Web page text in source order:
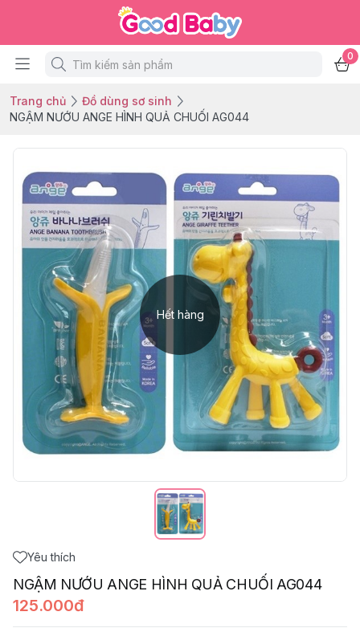
0
Trang chủ
Đồ dùng sơ sinh
NGẬM NƯỚU ANGE HÌNH QUẢ CHUỐI AG044
Hết hàng
Yêu thích
NGẬM NƯỚU ANGE HÌNH QUẢ CHUỐI AG044
125.000đ